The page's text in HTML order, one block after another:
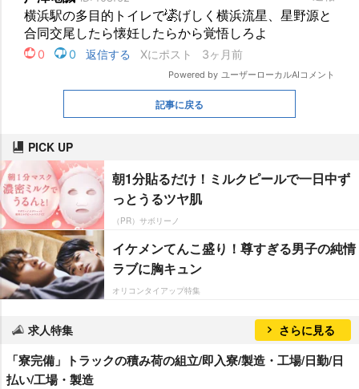
記事に戻る
PICK UP
朝1分貼るだけ！ミルクピールで一日中ず
っとうるツヤ肌
（PR）サボリーノ
イケメンてんこ盛り！尊すぎる男子の純情
ラブに胸キュン
オリコンタイアップ特集
求人特集 さらに見る
「寮完備」トラックの積み荷の組立/即入寮/製造・工場/日勤/日
払い/工場・製造